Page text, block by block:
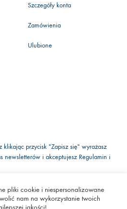
Szczegóły konta
Zamówienia
Ulubione
klikając przycisk "Zapisz się" wyrażasz
newsletterów i akceptujesz Regulamin i
FacebookInstagram
Youtube
pliki cookie i niespersonalizowane
nam na wykorzystanie twoich
jakości!